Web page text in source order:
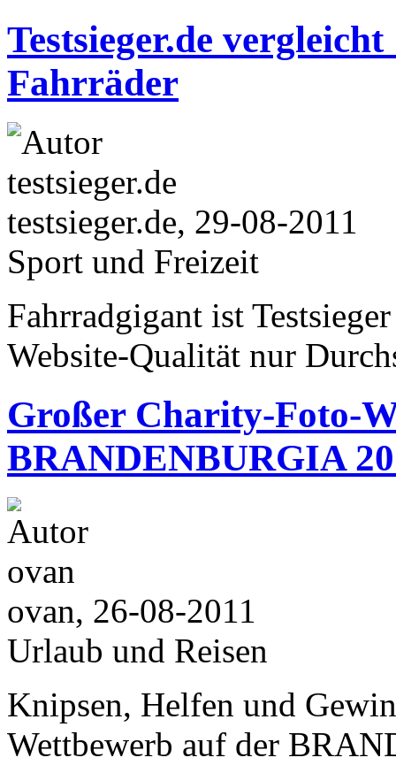
Testsieger.de
Fahrräder
testsieger.de, 29-08-2011
Sport und Freizeit
Fahrradgigant ist
Website-Qualität nur
Großer Charity-Foto-
BRANDENBURGIA
ovan, 26-08-2011
Urlaub und Reisen
Knipsen, Helfen und
Wettbewerb auf der